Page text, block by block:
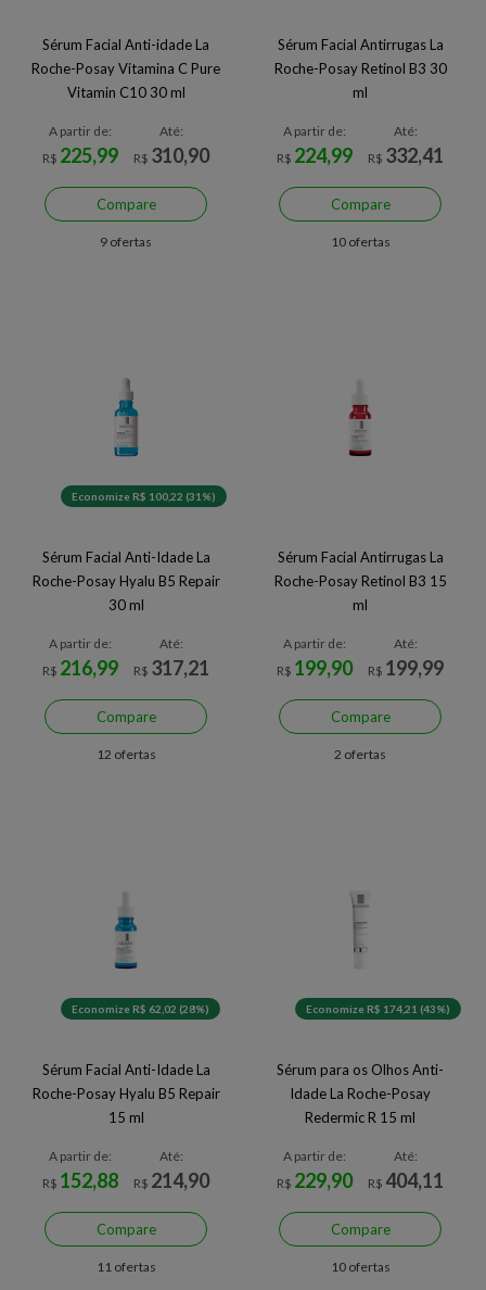
Sérum Facial Anti-idade La
Roche-Posay Vitamina C Pure
Vitamin C10 30 ml
A partir de:
R$ 225,99
Até:
R$ 310,90
Compare
9 ofertas
Sérum Facial Antirrugas La
Roche-Posay Retinol B3 30
ml
A partir de:
R$ 224,99
Até:
R$ 332,41
Compare
10 ofertas
Economize R$ 100,22 (31%)
Sérum Facial Anti-Idade La
Roche-Posay Hyalu B5 Repair
30 ml
A partir de:
R$ 216,99
Até:
R$ 317,21
Compare
12 ofertas
Sérum Facial Antirrugas La
Roche-Posay Retinol B3 15
ml
A partir de:
R$ 199,90
Até:
R$ 199,99
Compare
2 ofertas
Economize R$ 62,02 (28%)
Sérum Facial Anti-Idade La
Roche-Posay Hyalu B5 Repair
15 ml
A partir de:
R$ 152,88
Até:
R$ 214,90
Compare
11 ofertas
Economize R$ 174,21 (43%)
Sérum para os Olhos Anti-
Idade La Roche-Posay
Redermic R 15 ml
A partir de:
R$ 229,90
Até:
R$ 404,11
Compare
10 ofertas